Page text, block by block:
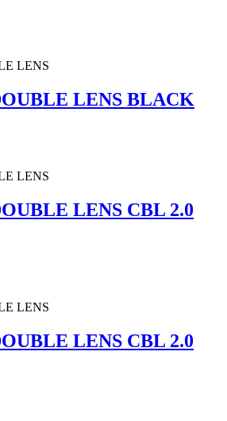
LENS
LENS BLACK
LENS
LENS CBL 2.0
LENS
LENS CBL 2.0